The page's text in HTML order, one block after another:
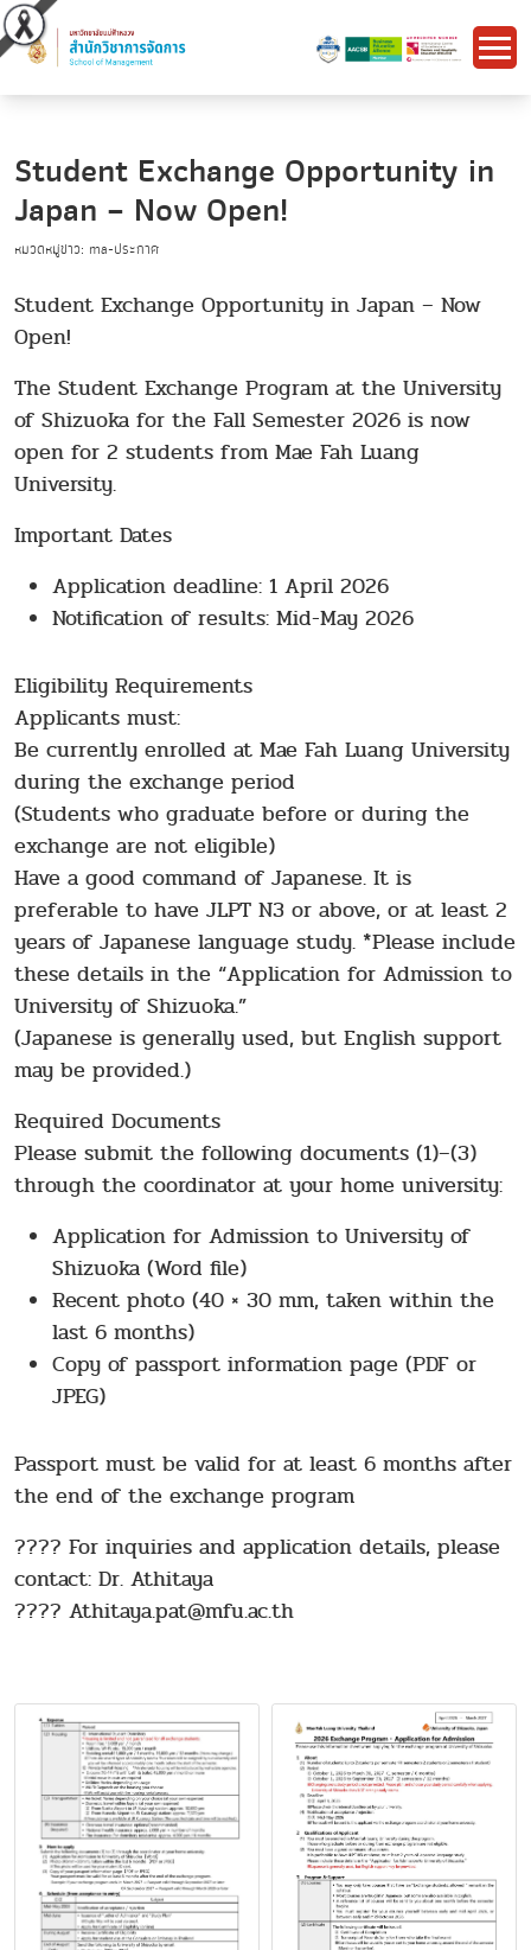
Student Exchange Opportunity in
Japan – Now Open!
หมวดหมู่ข่าว: ma-ประกาศ
Student Exchange Opportunity in Japan – Now
Open!
The Student Exchange Program at the University
of Shizuoka for the Fall Semester 2026 is now
open for 2 students from Mae Fah Luang
University.
Important Dates
Application deadline: 1 April 2026
Notification of results: Mid-May 2026
Eligibility Requirements
Applicants must:
Be currently enrolled at Mae Fah Luang University
during the exchange period
(Students who graduate before or during the
exchange are not eligible)
Have a good command of Japanese. It is
preferable to have JLPT N3 or above, or at least 2
years of Japanese language study. *Please include
these details in the “Application for Admission to
University of Shizuoka.”
(Japanese is generally used, but English support
may be provided.)
Required Documents
Please submit the following documents (1)–(3)
through the coordinator at your home university:
Application for Admission to University of
Shizuoka (Word file)
Recent photo (40 × 30 mm, taken within the
last 6 months)
Copy of passport information page (PDF or
JPEG)
Passport must be valid for at least 6 months after
the end of the exchange program
???? For inquiries and application details, please
contact: Dr. Athitaya
???? Athitaya.pat@mfu.ac.th